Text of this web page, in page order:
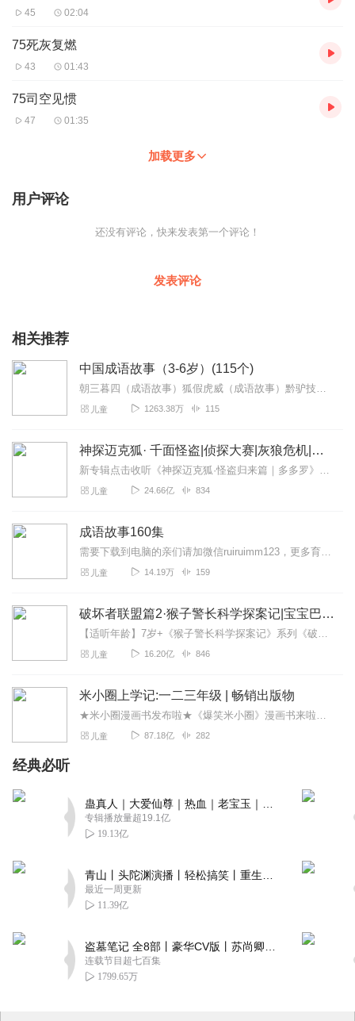
45 02:04
75死灰复燃
43 01:43
75司空见惯
47 01:35
加载更多
用户评论
还没有评论，快来发表第一个评论！
发表评论
相关推荐
中国成语故事（3-6岁）(115个)
朝三暮四（成语故事）狐假虎威（成语故事）黔驴技穷（成语故事）守株待兔（成语故事）鹬蚌相争（成语故事）画蛇添足（成语故事）滥竽充数（成语...
儿童 1263.38万 115
神探迈克狐· 千面怪盗|侦探大赛|灰狼危机|多多罗
新专辑点击收听《神探迈克狐·怪盗归来篇｜多多罗》！！！>>>点击进入主播橱窗购买《神探迈克狐》系列图书吧!<<<多多罗故事【点击前往】收听多多罗其他好玩有趣的故...
儿童 24.66亿 834
成语故事160集
需要下载到电脑的亲们请加微信ruiruimm123，更多育儿资料等着你。
儿童 14.19万 159
破坏者联盟篇2·猴子警长科学探案记|宝宝巴士故事
【适听年龄】7岁+《猴子警长科学探案记》系列《破坏者联盟篇1·猴子警长科学探案记》>>>《破坏者联盟篇2·猴子警长科学探案记》>>>《破坏者联盟篇3·猴子警长科...
儿童 16.20亿 846
米小圈上学记:一二三年级 | 畅销出版物
★米小圈漫画书发布啦★《爆笑米小圈》漫画书来啦《米小圈上学记》一二三年级正版广播剧！《米小圈上学记》系列是儿童作家北猫最新创作的儿童小说系列，作品诙谐幽默、好...
儿童 87.18亿 282
经典必听
专辑播放量超19.1亿
19.13亿
最近一周更新
11.39亿
连载节目超七百集
1799.65万